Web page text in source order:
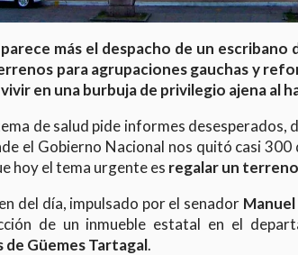
más el despacho de un
para agrupaciones gauchas y
en una burbuja de privilegio ajena al
de salud pide informes
el Gobierno Nacional nos quitó casi 300
hoy el tema urgente es regalar un terreno
del día, impulsado por el senador
de un inmueble estatal en el
Güemes Tartagal.